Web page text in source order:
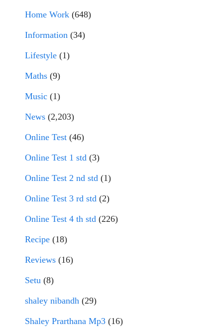
Home Work (648)
Information (34)
Lifestyle (1)
Maths (9)
Music (1)
News (2,203)
Online Test (46)
Online Test 1 std (3)
Online Test 2 nd std (1)
Online Test 3 rd std (2)
Online Test 4 th std (226)
Recipe (18)
Reviews (16)
Setu (8)
shaley nibandh (29)
Shaley Prarthana Mp3 (16)